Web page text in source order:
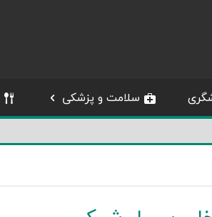
سلامت و پزشکی